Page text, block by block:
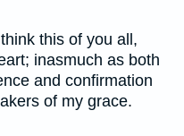
this of you all,
inasmuch as both
and confirmation
of my grace.